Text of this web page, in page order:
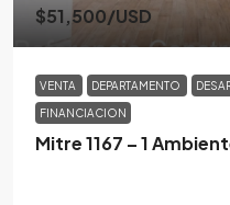
$51,500/USD
VENTA DEPARTAMENTO
FINANCIACION
Mitre 1167 – 1